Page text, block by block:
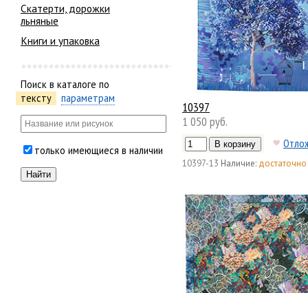
Скатерти, дорожки
льняные
Книги и упаковка
Поиск в каталоге по
тексту
параметрам
только имеющиеся в наличии
10397
1 050 руб.
10397-13 Наличие: достаточно